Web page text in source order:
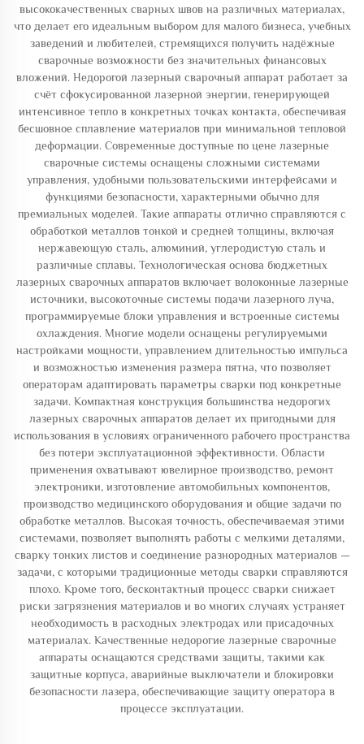
высококачественных сварных швов на различных материалах,
что делает его идеальным выбором для малого бизнеса, учебных
заведений и любителей, стремящихся получить надёжные
сварочные возможности без значительных финансовых
вложений. Недорогой лазерный сварочный аппарат работает за
счёт сфокусированной лазерной энергии, генерирующей
интенсивное тепло в конкретных точках контакта, обеспечивая
бесшовное сплавление материалов при минимальной тепловой
деформации. Современные доступные по цене лазерные
сварочные системы оснащены сложными системами
управления, удобными пользовательскими интерфейсами и
функциями безопасности, характерными обычно для
премиальных моделей. Такие аппараты отлично справляются с
обработкой металлов тонкой и средней толщины, включая
нержавеющую сталь, алюминий, углеродистую сталь и
различные сплавы. Технологическая основа бюджетных
лазерных сварочных аппаратов включает волоконные лазерные
источники, высокоточные системы подачи лазерного луча,
программируемые блоки управления и встроенные системы
охлаждения. Многие модели оснащены регулируемыми
настройками мощности, управлением длительностью импульса
и возможностью изменения размера пятна, что позволяет
операторам адаптировать параметры сварки под конкретные
задачи. Компактная конструкция большинства недорогих
лазерных сварочных аппаратов делает их пригодными для
использования в условиях ограниченного рабочего пространства
без потери эксплуатационной эффективности. Области
применения охватывают ювелирное производство, ремонт
электроники, изготовление автомобильных компонентов,
производство медицинского оборудования и общие задачи по
обработке металлов. Высокая точность, обеспечиваемая этими
системами, позволяет выполнять работы с мелкими деталями,
сварку тонких листов и соединение разнородных материалов —
задачи, с которыми традиционные методы сварки справляются
плохо. Кроме того, бесконтактный процесс сварки снижает
риски загрязнения материалов и во многих случаях устраняет
необходимость в расходных электродах или присадочных
материалах. Качественные недорогие лазерные сварочные
аппараты оснащаются средствами защиты, такими как
защитные корпуса, аварийные выключатели и блокировки
безопасности лазера, обеспечивающие защиту оператора в
процессе эксплуатации.